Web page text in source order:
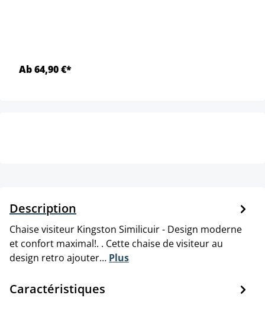
Ab 64,90 €*
Description
Chaise visiteur Kingston Similicuir - Design moderne
et confort maximal!. . Cette chaise de visiteur au
design retro ajouter… Plus
Caractéristiques